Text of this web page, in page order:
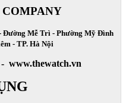
Đường Mễ Trì - Phường Mỹ Đình
- TP. Hà Nội
www.thewatch.vn